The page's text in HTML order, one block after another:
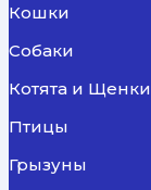
Кошки
Собаки
Котята и Щенки
Птицы
Грызуны